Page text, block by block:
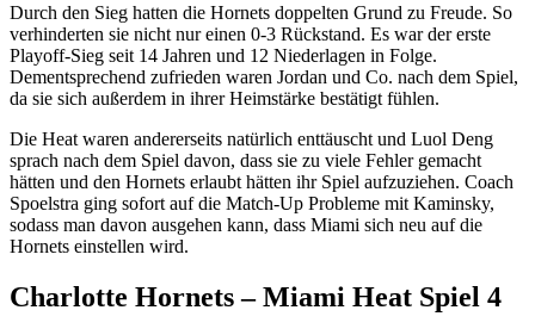
Durch den Sieg hatten die Hornets doppelten Grund zu Freude. So
verhinderten sie nicht nur einen 0-3 Rückstand. Es war der erste
Playoff-Sieg seit 14 Jahren und 12 Niederlagen in Folge.
Dementsprechend zufrieden waren Jordan und Co. nach dem Spiel,
da sie sich außerdem in ihrer Heimstärke bestätigt fühlen.
Die Heat waren andererseits natürlich enttäuscht und Luol Deng
sprach nach dem Spiel davon, dass sie zu viele Fehler gemacht
hätten und den Hornets erlaubt hätten ihr Spiel aufzuziehen. Coach
Spoelstra ging sofort auf die Match-Up Probleme mit Kaminsky,
sodass man davon ausgehen kann, dass Miami sich neu auf die
Hornets einstellen wird.
Charlotte Hornets – Miami Heat Spiel 4